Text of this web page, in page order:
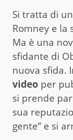
Si tratta di un
Romney e la
Ma è una
sfidante di
nuova sfida.
video per
si prende
sua
gente” e si